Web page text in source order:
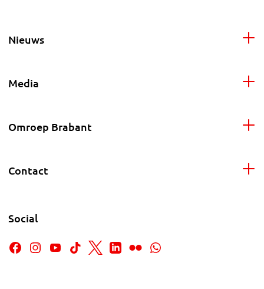
Nieuws
Media
Omroep Brabant
Contact
Social